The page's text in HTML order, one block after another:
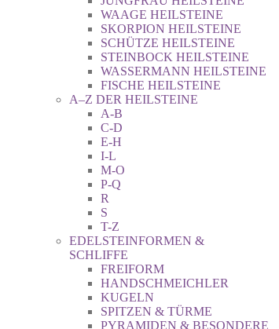
WAAGE HEILSTEINE
SKORPION HEILSTEINE
SCHÜTZE HEILSTEINE
STEINBOCK HEILSTEINE
WASSERMANN HEILSTEINE
FISCHE HEILSTEINE
A–Z DER HEILSTEINE
A-B
C-D
E-H
I-L
M-O
P-Q
R
S
T-Z
EDELSTEINFORMEN &
SCHLIFFE
FREIFORM
HANDSCHMEICHLER
KUGELN
SPITZEN & TÜRME
PYRAMIDEN & BESONDERE